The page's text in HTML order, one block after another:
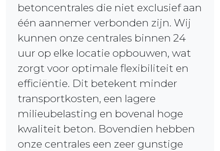
betoncentrales die niet exclusief aan
één aannemer verbonden zijn. Wij
kunnen onze centrales binnen 24
uur op elke locatie opbouwen, wat
zorgt voor optimale flexibiliteit en
efficiëntie. Dit betekent minder
transportkosten, een lagere
milieubelasting en bovenal hoge
kwaliteit beton. Bovendien hebben
onze centrales een zeer gunstige